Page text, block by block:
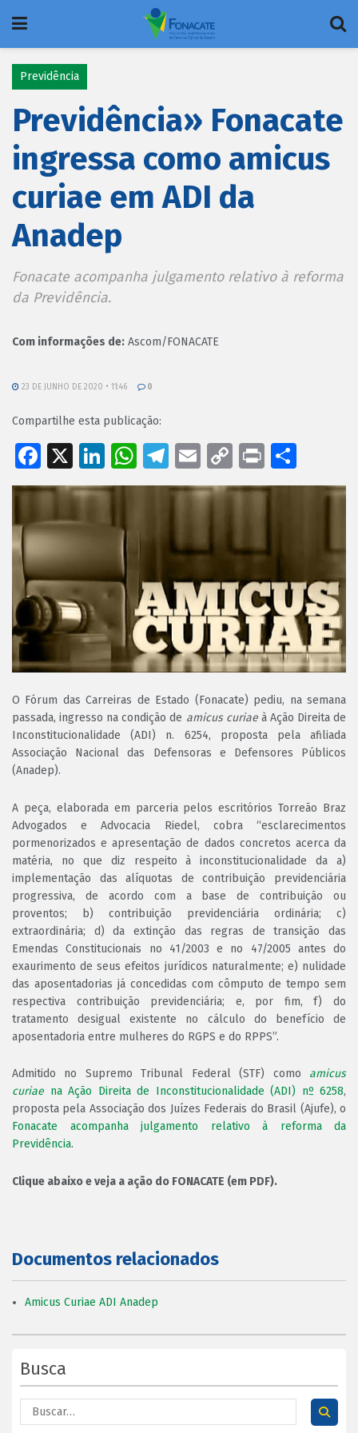
Previdência
Previdência» Fonacate
ingressa como amicus
curiae em ADI da
Anadep
Fonacate acompanha julgamento relativo à reforma
da Previdência.
Com informações de: Ascom/FONACATE
23 DE JUNHO DE 2020 • 11:46 0
Compartilhe esta publicação:
Facebook
X LinkedIn
WhatsApp
Telegram
EmailCopy
Link
Print
O Fórum das Carreiras de Estado (Fonacate) pediu, na semana
passada, ingresso na condição de amicus curiae à Ação Direita de
Inconstitucionalidade (ADI) n. 6254, proposta pela afiliada
Associação Nacional das Defensoras e Defensores Públicos
(Anadep).
A peça, elaborada em parceria pelos escritórios Torreão Braz
Advogados e Advocacia Riedel, cobra “esclarecimentos
pormenorizados e apresentação de dados concretos acerca da
matéria, no que diz respeito à inconstitucionalidade da a)
implementação das alíquotas de contribuição previdenciária
progressiva, de acordo com a base de contribuição ou
proventos; b) contribuição previdenciária ordinária; c)
extraordinária; d) da extinção das regras de transição das
Emendas Constitucionais no 41/2003 e no 47/2005 antes do
exaurimento de seus efeitos jurídicos naturalmente; e) nulidade
das aposentadorias já concedidas com cômputo de tempo sem
respectiva contribuição previdenciária; e, por fim, f) do
tratamento desigual existente no cálculo do benefício de
aposentadoria entre mulheres do RGPS e do RPPS”.
Admitido no Supremo Tribunal Federal (STF) como amicus
curiae na Ação Direita de Inconstitucionalidade (ADI) nº 6258,
proposta pela Associação dos Juízes Federais do Brasil (Ajufe), o
Fonacate acompanha julgamento relativo à reforma da
Previdência.
Clique abaixo e veja a ação do FONACATE (em PDF).
Documentos relacionados
Amicus Curiae ADI Anadep
Busca